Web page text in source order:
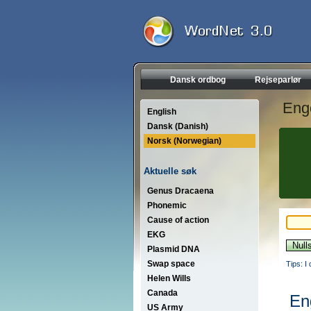
Dansk ordbog Rejseparlør
English
Dansk (Danish)
Norsk (Norwegian)
Aktuelle søk
Genus Dracaena
Phonemic
Cause of action
EKG
Plasmid DNA
Swap space
Helen Wills
Canada
US Army
Tips: I